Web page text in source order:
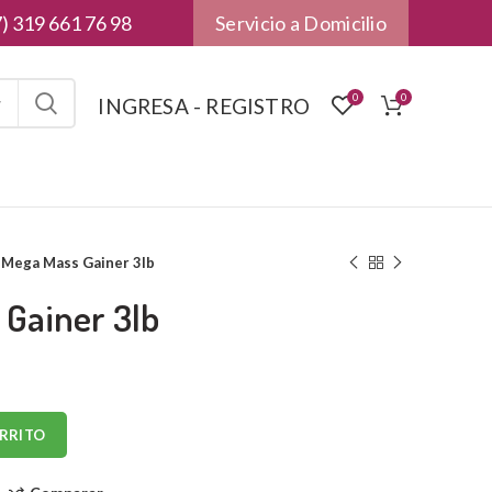
319 661 76 98 Servicio a Domicilio
INGRESA - REGISTRO 0 0
Mass Gainer 3lb
Gainer 3lb